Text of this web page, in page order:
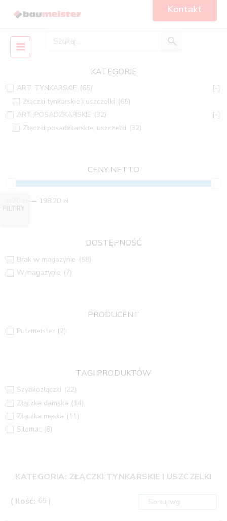
Kontakt
Main
FILTRY
KATEGORIE
ART. TYNKARSKIE (65)
[-]
Złączki tynkarskie i uszczelki (65)
ART. POSADZKARSKIE (32)
[-]
Złączki posadzkarskie, uszczelki (32)
CENY NETTO
0.70 zł — 198.20 zł
DOSTĘPNOŚĆ
Brak w magazynie (58)
W magazynie (7)
PRODUCENT
Putzmeister (2)
TAGI PRODUKTÓW
Szybkozłączki (22)
Złączka damska (14)
Złączka męska (11)
Silomat (8)
KATEGORIA: ZŁĄCZKI TYNKARSKIE I USZCZELKI
( Ilość: 65 )